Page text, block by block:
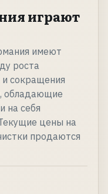
играют
имеют
роста
сокращения
обладающие
на себя
цены на
продаются